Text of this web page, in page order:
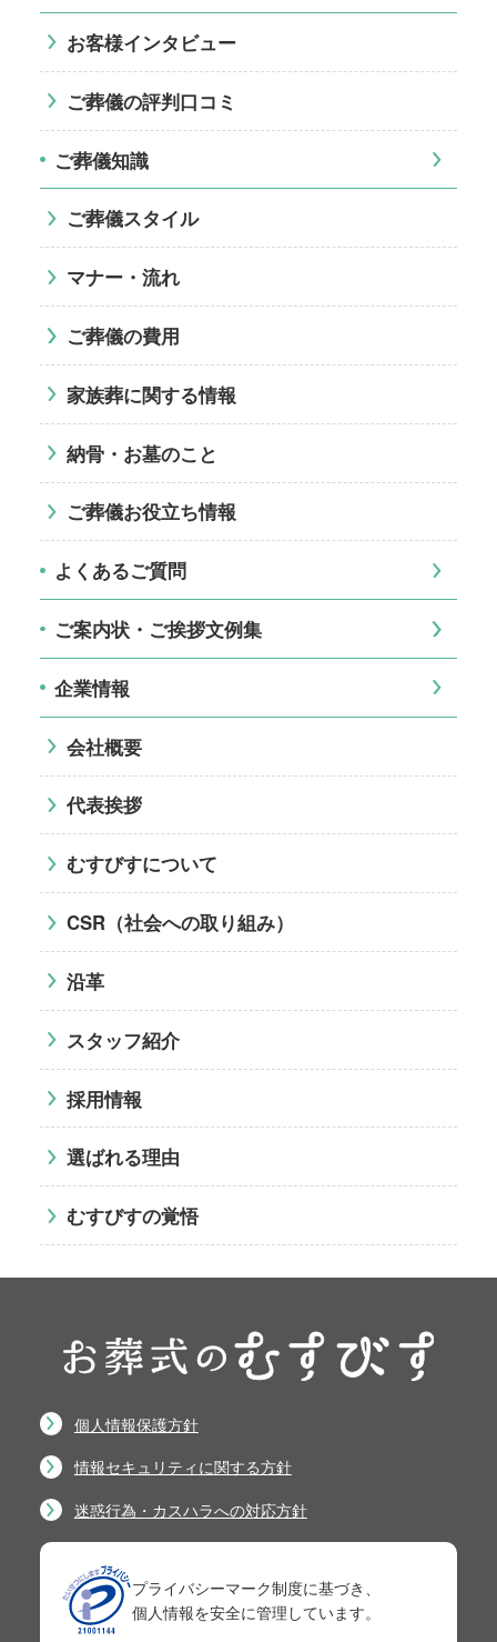
お客様インタビュー
ご葬儀の評判口コミ
ご葬儀知識
ご葬儀スタイル
マナー・流れ
ご葬儀の費用
家族葬に関する情報
納骨・お墓のこと
ご葬儀お役立ち情報
よくあるご質問
ご案内状・ご挨拶文例集
企業情報
会社概要
代表挨拶
むすびすについて
CSR（社会への取り組み）
沿革
スタッフ紹介
採用情報
選ばれる理由
むすびすの覚悟
個人情報保護方針
情報セキュリティに関する方針
迷惑行為・カスハラへの対応方針
プライバシーマーク制度に基づき、
個人情報を安全に管理しています。